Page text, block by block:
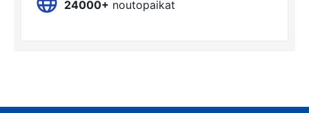
24000+ noutopaikat